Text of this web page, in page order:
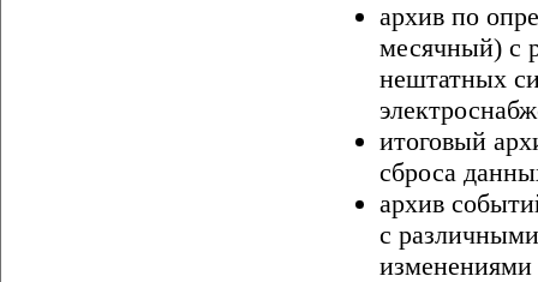
архив по
месячный) с
нештатных
итоговый
сброса
архив
с
изменениями